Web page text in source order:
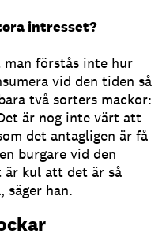
intresset?
man förstås inte hur
vid den tiden så
två sorters mackor:
är nog inte värt att
det antagligen är få
burgare vid den
är kul att det är så
säger han.